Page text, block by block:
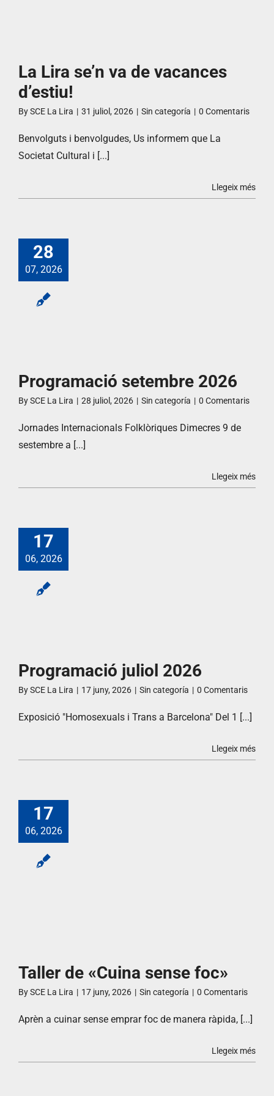
La Lira se’n va de vacances
d’estiu!
BySCE La Lira | 31 juliol, 2026 | Sin categoría | 0 Comentaris
Benvolguts i benvolgudes, Us informem que La
Societat Cultural i [...]
Llegeix més
28
07, 2026
Programació setembre 2026
BySCE La Lira | 28 juliol, 2026 | Sin categoría | 0 Comentaris
Jornades Internacionals Folklòriques Dimecres 9 de
sestembre a [...]
Llegeix més
17
06, 2026
Programació juliol 2026
BySCE La Lira | 17 juny, 2026 | Sin categoría | 0 Comentaris
Exposició "Homosexuals i Trans a Barcelona" Del 1 [...]
Llegeix més
17
06, 2026
Taller de «Cuina sense foc»
BySCE La Lira | 17 juny, 2026 | Sin categoría | 0 Comentaris
Aprèn a cuinar sense emprar foc de manera ràpida, [...]
Llegeix més